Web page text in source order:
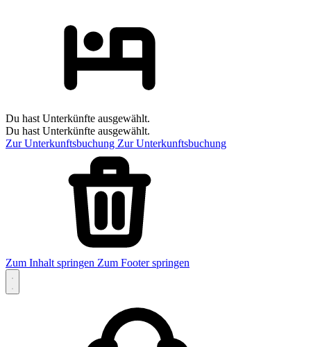
Du hast Unterkünfte ausgewählt.
Du hast Unterkünfte ausgewählt.
Zur Unterkunftsbuchung Zur Unterkunftsbuchung
Zum Inhalt springen Zum Footer springen